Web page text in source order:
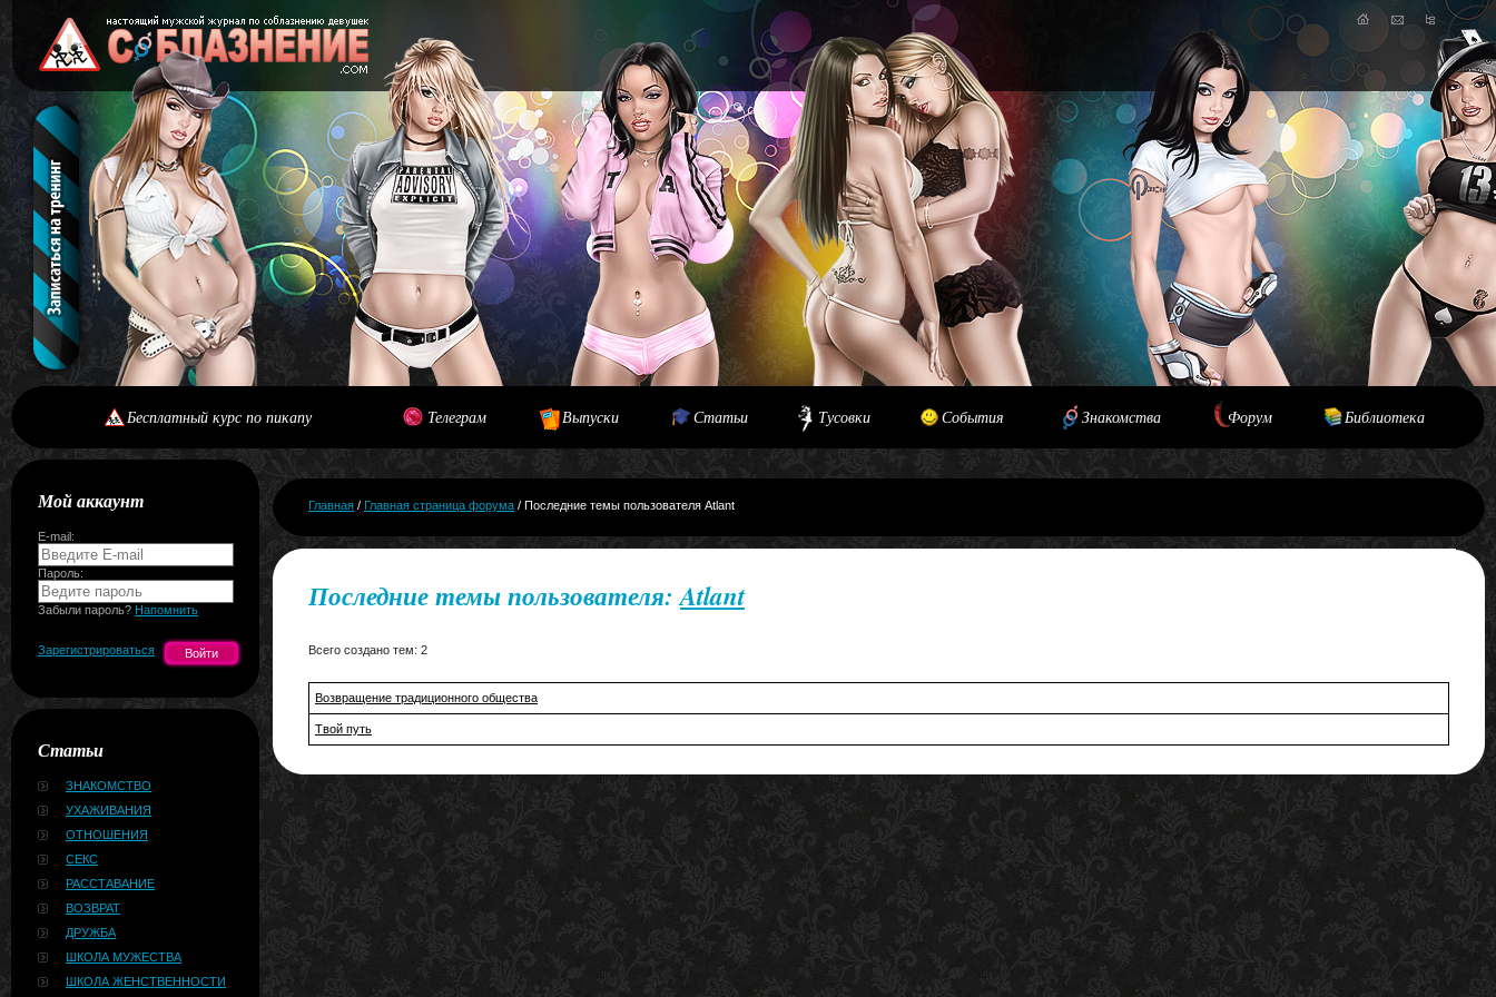
Бесплатный курс по пикапу Телеграм Выпуски Статьи Тусовки События Знакомства Форум Библиотека
Мой аккаунт
E-mail:
Пароль:
Забыли пароль? Напомнить
Зарегистрироваться
Статьи
ЗНАКОМСТВО
УХАЖИВАНИЯ
ОТНОШЕНИЯ
СЕКС
РАССТАВАНИЕ
ВОЗВРАТ
ДРУЖБА
ШКОЛА МУЖЕСТВА
ШКОЛА ЖЕНСТВЕННОСТИ
Главная / Главная страница форума / Последние темы пользователя Atlant
Последние темы пользователя:Atlant
Всего создано тем: 2
Возвращение традиционного общества
Твой путь